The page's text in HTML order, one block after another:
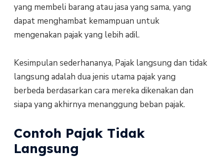
yang membeli barang atau jasa yang sama, yang
dapat menghambat kemampuan untuk
mengenakan pajak yang lebih adil.
Kesimpulan sederhananya, Pajak langsung dan tidak
langsung adalah dua jenis utama pajak yang
berbeda berdasarkan cara mereka dikenakan dan
siapa yang akhirnya menanggung beban pajak.
Contoh Pajak Tidak
Langsung